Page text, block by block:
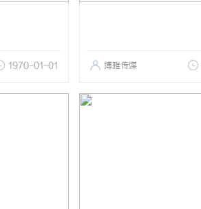
1970-01-01 博雅传媒